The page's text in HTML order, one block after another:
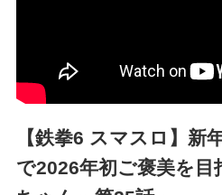
【鉄拳6 スマスロ】新
で2026年初ご褒美を